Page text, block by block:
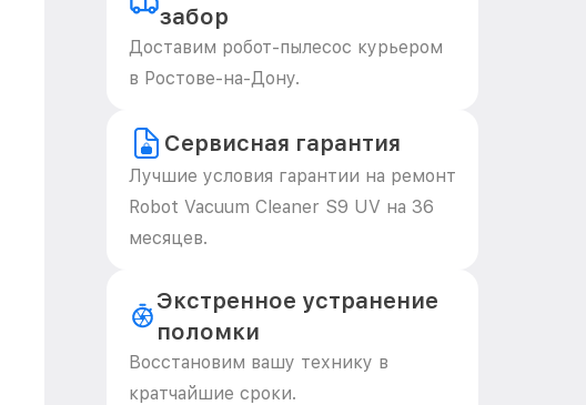
забор
Доставим робот-пылесос курьером
в Ростове-на-Дону.
Сервисная гарантия
Лучшие условия гарантии на ремонт
Robot Vacuum Cleaner S9 UV на 36
месяцев.
Экстренное устранение
поломки
Восстановим вашу технику в
кратчайшие сроки.